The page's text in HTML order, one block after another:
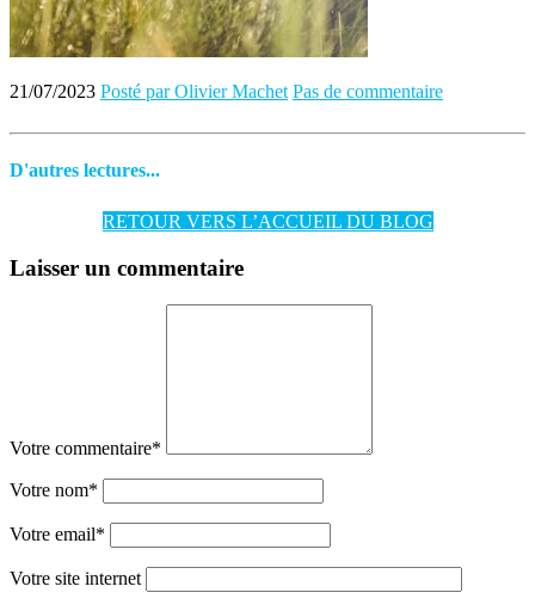
21/07/2023 Posté par Olivier Machet Pas de commentaire
D'autres lectures...
RETOUR VERS L’ACCUEIL DU BLOG
Laisser un commentaire
Votre commentaire*
Votre nom*
Votre email*
Votre site internet